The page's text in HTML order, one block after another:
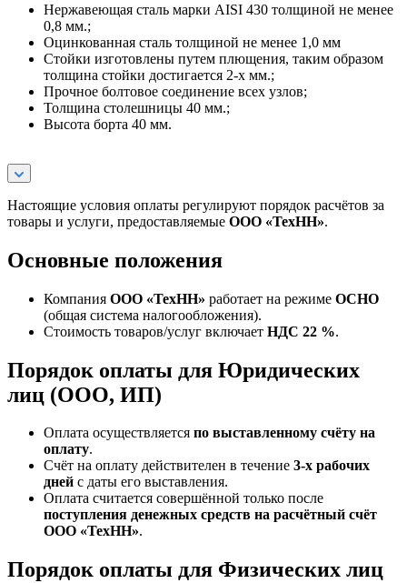
Нержавеющая сталь марки AISI 430 толщиной не менее
0,8 мм.;
Оцинкованная сталь толщиной не менее 1,0 мм
Стойки изготовлены путем плющения, таким образом
толщина стойки достигается 2-х мм.;
Прочное болтовое соединение всех узлов;
Толщина столешницы 40 мм.;
Высота борта 40 мм.
Настоящие условия оплаты регулируют порядок расчётов за
товары и услуги, предоставляемые ООО «ТехНН».
Основные положения
Компания ООО «ТехНН» работает на режиме ОСНО
(общая система налогообложения).
Стоимость товаров/услуг включает НДС 22 %.
Порядок оплаты для Юридических
лиц (ООО, ИП)
Оплата осуществляется по выставленному счёту на
оплату.
Счёт на оплату действителен в течение 3‑х рабочих
дней с даты его выставления.
Оплата считается совершённой только после
поступления денежных средств на расчётный счёт
ООО «ТехНН».
Порядок оплаты для Физических лиц